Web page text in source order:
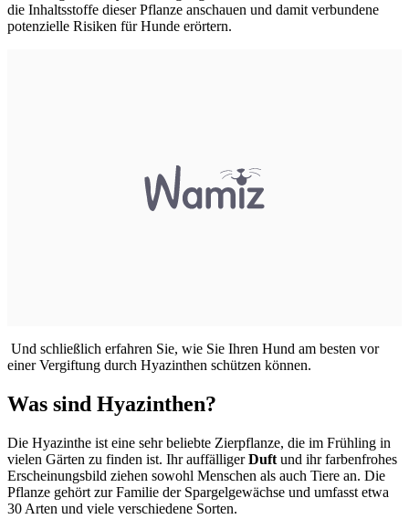
die Inhaltsstoffe dieser Pflanze anschauen und damit verbundene
potenzielle Risiken für Hunde erörtern.
Und schließlich erfahren Sie, wie Sie Ihren Hund am besten vor
einer Vergiftung durch Hyazinthen schützen können.
Was sind Hyazinthen?
Die Hyazinthe ist eine sehr beliebte Zierpflanze, die im Frühling in
vielen Gärten zu finden ist. Ihr auffälligerDuft und ihr farbenfrohes
Erscheinungsbild ziehen sowohl Menschen als auch Tiere an. Die
Pflanze gehört zur Familie der Spargelgewächse und umfasst etwa
30 Arten und viele verschiedene Sorten.